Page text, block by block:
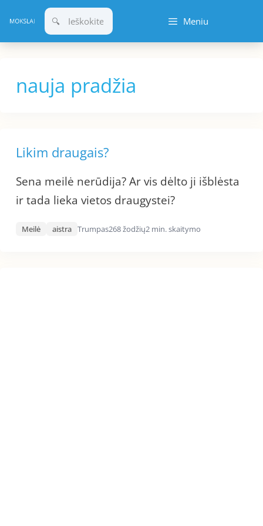
prie
turinio
Meniu
nauja pradžia
Likim draugais?
Sena meilė nerūdija? Ar vis dėlto ji išblėsta
ir tada lieka vietos draugystei?
Meilė aistra Trumpas268 žodžių2 min. skaitymo